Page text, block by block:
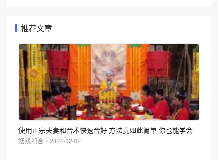
推荐文章
使用正宗夫妻和合术快速合好 方法竟如此简单 你也能学会
姻缘和合 · 2024-12-02